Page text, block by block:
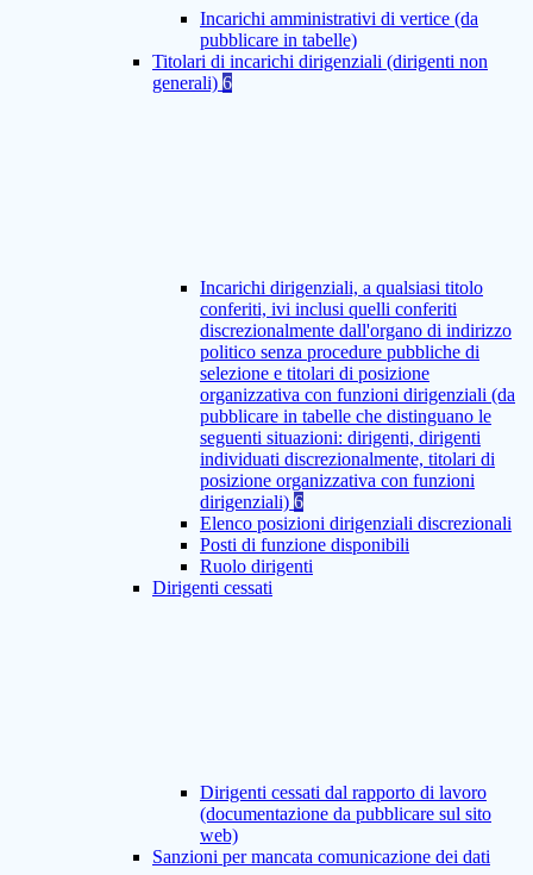
Incarichi amministrativi di vertice (da
pubblicare in tabelle)
Titolari di incarichi dirigenziali (dirigenti non
generali) 6
Incarichi dirigenziali, a qualsiasi titolo
conferiti, ivi inclusi quelli conferiti
discrezionalmente dall'organo di indirizzo
politico senza procedure pubbliche di
selezione e titolari di posizione
organizzativa con funzioni dirigenziali (da
pubblicare in tabelle che distinguano le
seguenti situazioni: dirigenti, dirigenti
individuati discrezionalmente, titolari di
posizione organizzativa con funzioni
dirigenziali) 6
Elenco posizioni dirigenziali discrezionali
Posti di funzione disponibili
Ruolo dirigenti
Dirigenti cessati
Dirigenti cessati dal rapporto di lavoro
(documentazione da pubblicare sul sito
web)
Sanzioni per mancata comunicazione dei dati